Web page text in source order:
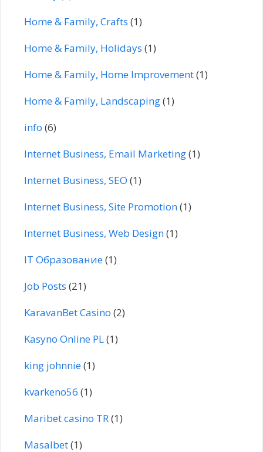
Home & Family, Crafts (1)
Home & Family, Holidays (1)
Home & Family, Home Improvement(1)
Home & Family, Landscaping(1)
info (6)
Internet Business, Email Marketing(1)
Internet Business, SEO (1)
Internet Business, Site Promotion(1)
Internet Business, Web Design(1)
IT Образование(1)
Job Posts (21)
KaravanBet Casino (2)
Kasyno Online PL(1)
king johnnie(1)
kvarkeno56 (1)
Maribet casino TR(1)
Masalbet(1)